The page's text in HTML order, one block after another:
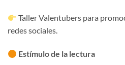
Taller Valentubers para
redes sociales.
Estímulo de la lectura